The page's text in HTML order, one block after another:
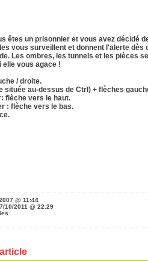
êtes un prisonnier et vous avez décidé
vous surveillent et donnent l'alerte
Les ombres, les tunnels et les pièces
elle vous agace !
/ droite.
située au-dessus de Ctrl) + flèches
flèche vers le haut.
: flèche vers le bas.
@ 11:44
10/2011 @ 22:29